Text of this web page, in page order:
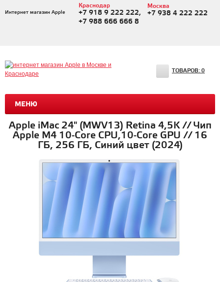
Интернет магазин Apple
Краснодар
+7 918 9 222 222,
+7 988 666 666 8
Москва
+7 938 4 222 222
МЕНЮ
ТОВАРОВ: 0
Apple iMac 24" (MWV13) Retina 4,5K // Чип
Apple M4 10-Core CPU,10-Core GPU // 16
ГБ, 256 ГБ, Синий цвет (2024)